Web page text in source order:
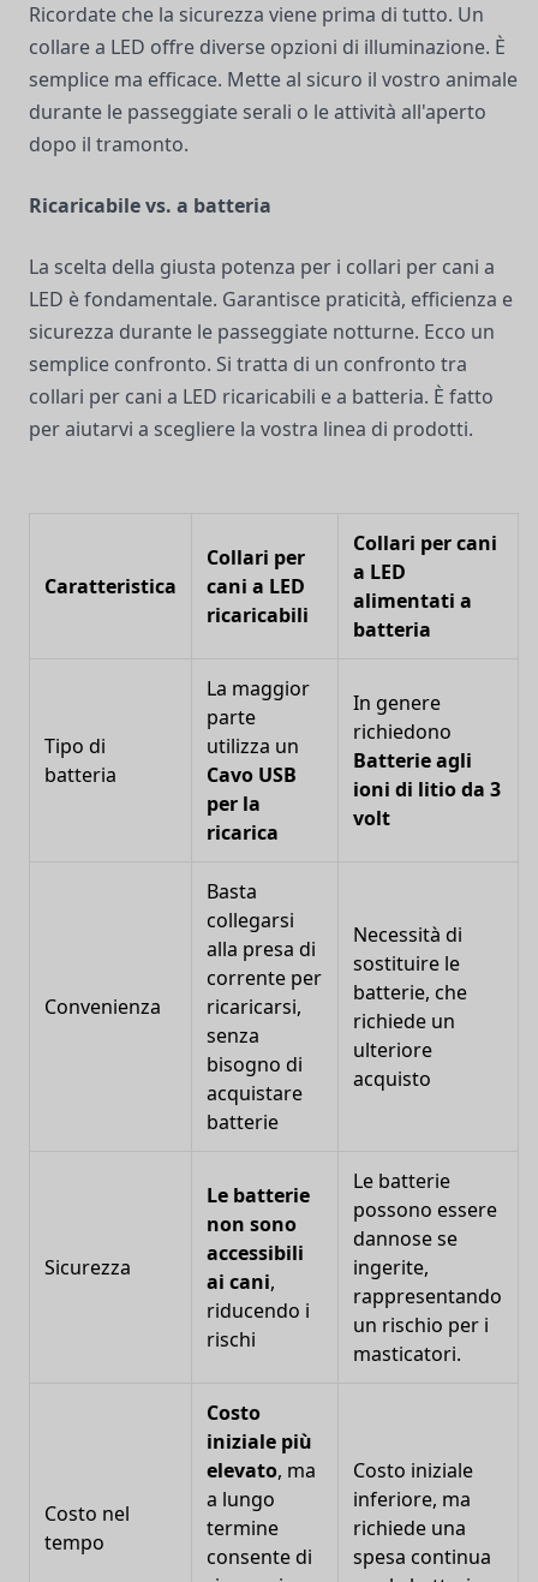
Ricordate che la sicurezza viene prima di tutto. Un
collare a LED offre diverse opzioni di illuminazione. È
semplice ma efficace. Mette al sicuro il vostro animale
durante le passeggiate serali o le attività all'aperto
dopo il tramonto.
Ricaricabile vs. a batteria
La scelta della giusta potenza per i collari per cani a
LED è fondamentale. Garantisce praticità, efficienza e
sicurezza durante le passeggiate notturne. Ecco un
semplice confronto. Si tratta di un confronto tra
collari per cani a LED ricaricabili e a batteria. È fatto
per aiutarvi a scegliere la vostra linea di prodotti.
Caratteristica
Collari per
cani a LED
ricaricabili
Collari per cani
a LED
alimentati a
batteria
Tipo di
batteria
La maggior
parte
utilizza un
Cavo USB
per la
ricarica
In genere
richiedono
Batterie agli
ioni di litio da 3
volt
Convenienza
Basta
collegarsi
alla presa di
corrente per
ricaricarsi,
senza
bisogno di
acquistare
batterie
Necessità di
sostituire le
batterie, che
richiede un
ulteriore
acquisto
Sicurezza
Le batterie
non sono
accessibili
ai cani,
riducendo i
rischi
Le batterie
possono essere
dannose se
ingerite,
rappresentando
un rischio per i
masticatori.
Costo nel
tempo
Costo
iniziale più
elevato, ma
a lungo
termine
consente di
Costo iniziale
inferiore, ma
richiede una
spesa continua